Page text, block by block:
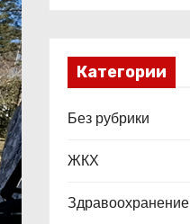
Категории
Без рубрики
ЖКХ
Здравоохранение